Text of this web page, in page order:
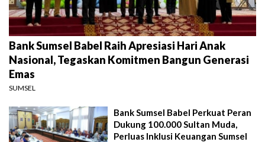
Bank Sumsel Babel Raih Apresiasi Hari Anak
Nasional, Tegaskan Komitmen Bangun Generasi
Emas
SUMSEL
Bank Sumsel Babel Perkuat Peran
Dukung 100.000 Sultan Muda,
Perluas Inklusi Keuangan Sumsel